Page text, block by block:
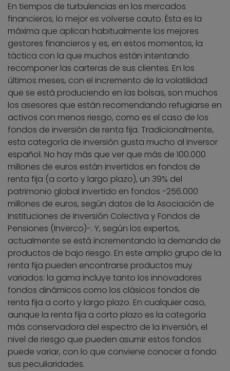
En tiempos de turbulencias en los mercados
financieros, lo mejor es volverse cauto. Ésta es la
máxima que aplican habitualmente los mejores
gestores financieros y es, en estos momentos, la
táctica con la que muchos están intentando
recomponer las carteras de sus clientes. En los
últimos meses, con el incremento de la volatilidad
que se está produciendo en las bolsas, son muchos
los asesores que están recomendando refugiarse en
activos con menos riesgo, como es el caso de los
fondos de inversión de renta fija. Tradicionalmente,
esta categoría de inversión gusta mucho al inversor
español. No hay más que ver que más de 100.000
millones de euros están invertidos en fondos de
renta fija (a corto y largo plazo), un 39% del
patrimonio global invertido en fondos -256.000
millones de euros, según datos de la Asociación de
Instituciones de Inversión Colectiva y Fondos de
Pensiones (Inverco)-. Y, según los expertos,
actualmente se está incrementando la demanda de
productos de bajo riesgo. En este amplio grupo de la
renta fija pueden encontrarse productos muy
variados: la gama incluye tanto los innovadores
fondos dinámicos como los clásicos fondos de
renta fija a corto y largo plazo. En cualquier caso,
aunque la renta fija a corto plazo es la categoría
más conservadora del espectro de la inversión, el
nivel de riesgo que pueden asumir estos fondos
puede variar, con lo que conviene conocer a fondo
sus peculiaridades.